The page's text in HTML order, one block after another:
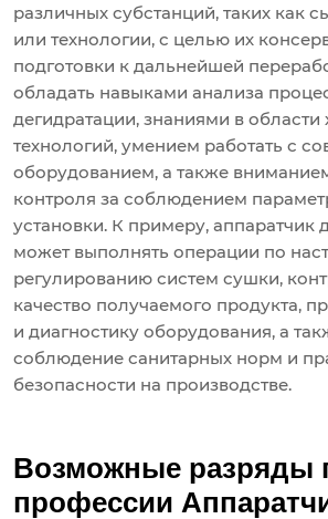
различных субстанций, таких как
или технологии, с целью их
подготовки к дальнейшей
обладать навыками анализа
дегидратации, знаниями в области
технологий, умением работать с
оборудованием, а также
контроля за соблюдением
установки. К примеру, аппаратчик
может выполнять операции по
регулированию систем сушки,
качество получаемого продукта,
и диагностику оборудования, а
соблюдение санитарных норм и
безопасности на производстве.
Возможные разряды
профессии